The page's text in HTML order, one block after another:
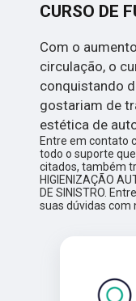
CURSO DE
Com o
circulação, o
conquistando
gostariam de
estética de
Entre em contato
todo o suporte
citados, também
HIGIENIZAÇÃO
DE SINISTRO.
suas dúvidas com